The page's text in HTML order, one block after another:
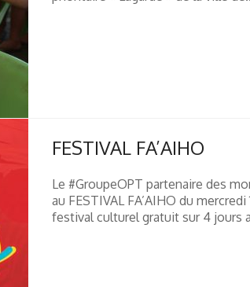
FESTIVAL FA’AIHO
Le #GroupeOPT partenaire des
au FESTIVAL FA’AIHO du
festival culturel gratuit sur 4 jours